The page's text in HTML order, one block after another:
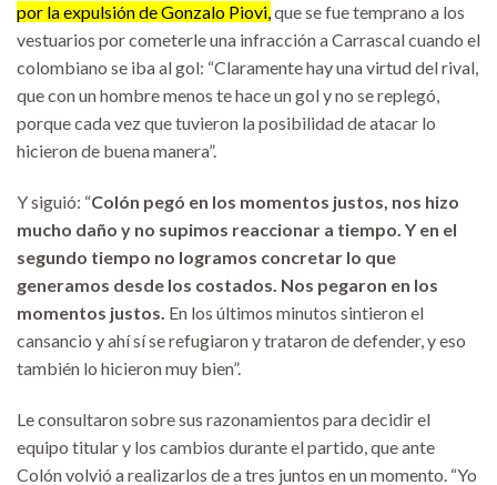
por la expulsión de Gonzalo Piovi,que se fue temprano a los
vestuarios por cometerle una infracción a Carrascal cuando el
colombiano se iba al gol: “Claramente hay una virtud del rival,
que con un hombre menos te hace un gol y no se replegó,
porque cada vez que tuvieron la posibilidad de atacar lo
hicieron de buena manera”.
Y siguió: “Colón pegó en los momentos justos, nos hizo
mucho daño y no supimos reaccionar a tiempo. Y en el
segundo tiempo no logramos concretar lo que
generamos desde los costados. Nos pegaron en los
momentos justos. En los últimos minutos sintieron el
cansancio y ahí sí se refugiaron y trataron de defender, y eso
también lo hicieron muy bien”.
Le consultaron sobre sus razonamientos para decidir el
equipo titular y los cambios durante el partido, que ante
Colón volvió a realizarlos de a tres juntos en un momento. “Yo